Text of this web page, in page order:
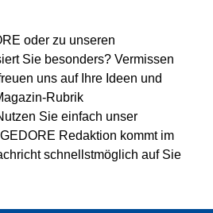
oder zu unseren
Sie besonders? Vermissen
uns auf Ihre Ideen und
Rubrik
Sie einfach unser
Redaktion kommt im
schnellstmöglich auf Sie